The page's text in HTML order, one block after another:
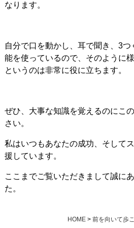
なります。
自分で口を動かし、耳で聞き、3
能を使っているので、そのように
というのは非常に役に立ちます。
ぜひ、大事な知識を覚えるのにこ
さい。
私はいつもあなたの成功、そして
援しています。
ここまでご覧いただきまして誠に
た。
HOME> 前を向いて歩